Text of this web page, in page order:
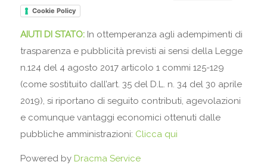
Cookie Policy
AIUTI DI STATO: In ottemperanza agli adempimenti di
trasparenza e pubblicità previsti ai sensi della Legge
n.124 del 4 agosto 2017 articolo 1 commi 125-129
(come sostituito dall’art. 35 del D.L. n. 34 del 30 aprile
2019), si riportano di seguito contributi, agevolazioni
e comunque vantaggi economici ottenuti dalle
pubbliche amministrazioni: Clicca qui
Powered by Dracma Service